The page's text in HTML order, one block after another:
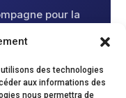
des technologies
aux informations des
nous permettra de
pour la
nous